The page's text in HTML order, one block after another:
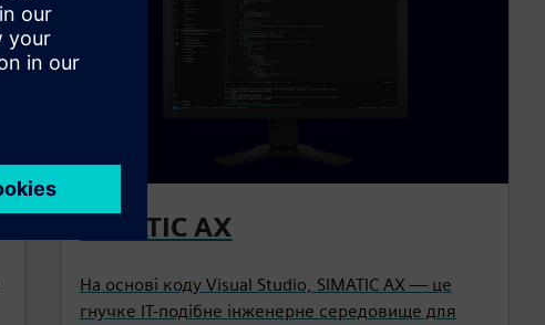
SIMATIC AX
На основі коду Visual Studio, SIMATIC AX — це
гнучке IT-подібне інженерне середовище для